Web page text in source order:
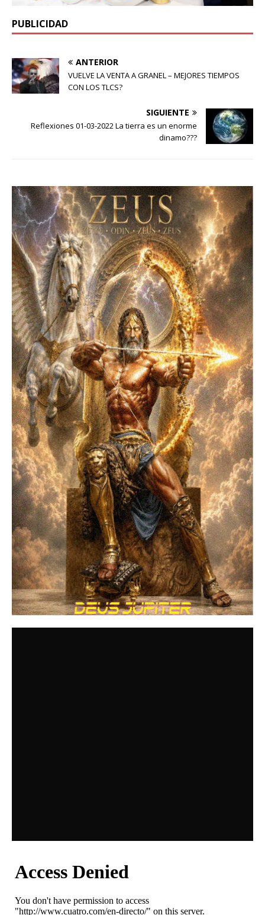
PUBLICIDAD
ANTERIOR
VUELVE LA VENTA A GRANEL – MEJORES TIEMPOS
CON LOS TLCS?
SIGUIENTE
Reflexiones 01-03-2022 La tierra es un enorme
dinamo???